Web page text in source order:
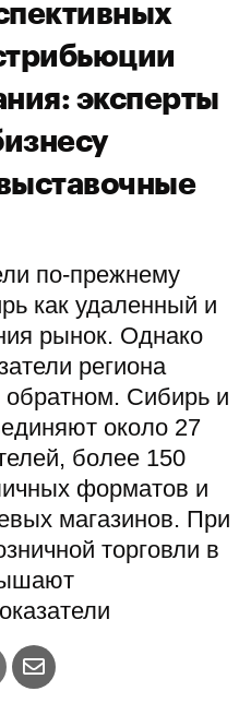
эксперты
по-прежнему
как удаленный и
рынок. Однако
региона
обратном. Сибирь и
около 27
более 150
форматов и
магазинов. При
торговли в